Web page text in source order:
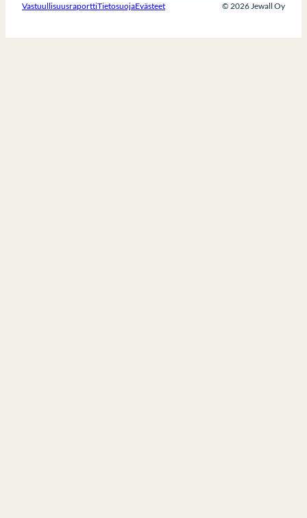
VastuullisuusraporttiTietosuojaEvästeet © 2026 Jewall Oy